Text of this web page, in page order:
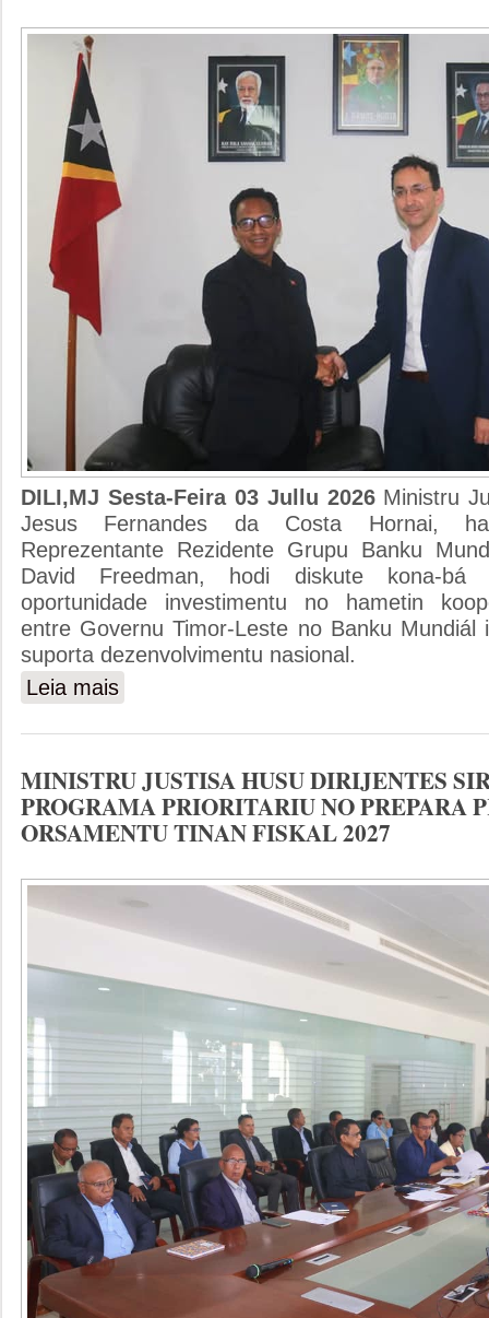
DILI,MJ Sesta-Feira 03 Jullu 2026 Ministru
Jesus Fernandes da Costa Hornai,
Reprezentante Rezidente Grupu Banku
David Freedman, hodi diskute kona-bá
oportunidade investimentu no hametin
entre Governu Timor-Leste no Banku Mundiál
suporta dezenvolvimentu nasional.
Leia mais
IHA TIMOR-LESTE
MINISTRU JUSTISA HUSU DIRIJENTES
PROGRAMA PRIORITARIU NO PREPARA
ORSAMENTU TINAN FISKAL 2027